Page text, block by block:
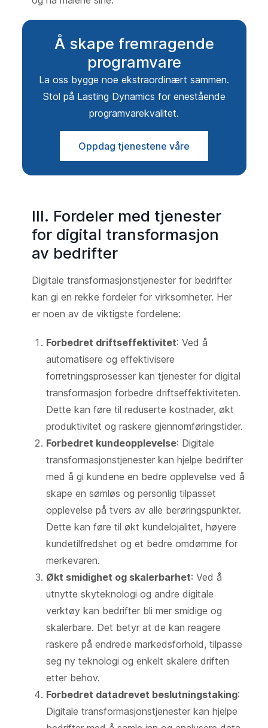
Å skape fremragende
programvare
La oss bygge noe ekstraordinært sammen.
Stol på Lasting Dynamics for enestående
programvarekvalitet.
Oppdag tjenestene våre
III. Fordeler med tjenester
for digital transformasjon
av bedrifter
Digitale transformasjonstjenester for bedrifter
kan gi en rekke fordeler for virksomheter. Her
er noen av de viktigste fordelene:
Forbedret driftseffektivitet: Ved å
automatisere og effektivisere
forretningsprosesser kan tjenester for digital
transformasjon forbedre driftseffektiviteten.
Dette kan føre til reduserte kostnader, økt
produktivitet og raskere gjennomføringstider.
Forbedret kundeopplevelse: Digitale
transformasjonstjenester kan hjelpe bedrifter
med å gi kundene en bedre opplevelse ved å
skape en sømløs og personlig tilpasset
opplevelse på tvers av alle berøringspunkter.
Dette kan føre til økt kundelojalitet, høyere
kundetilfredshet og et bedre omdømme for
merkevaren.
Økt smidighet og skalerbarhet: Ved å
utnytte skyteknologi og andre digitale
verktøy kan bedrifter bli mer smidige og
skalerbare. Det betyr at de kan reagere
raskere på endrede markedsforhold, tilpasse
seg ny teknologi og enkelt skalere driften
etter behov.
Forbedret datadrevet beslutningstaking:
Digitale transformasjonstjenester kan hjelpe